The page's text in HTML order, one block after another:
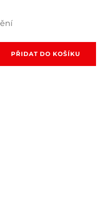
PŘIDAT DO KOŠÍKU